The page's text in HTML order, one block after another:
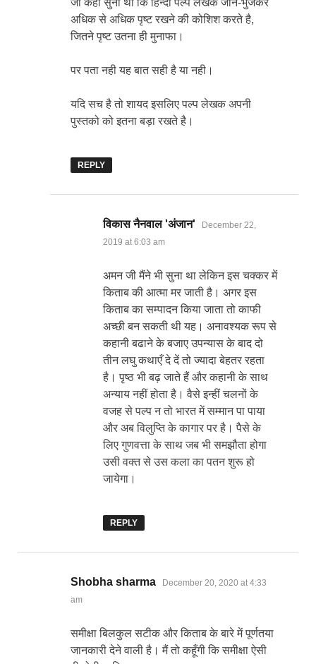
अधिक से अधिक पृष्ट रखने की कोशिश करते है,
जितने पृष्ट उतना ही मुनाफा।
पर पता नही यह बात सही है या नही।
यदि सच है तो शायद इसलिए पल्प लेखक अपनी
पुस्तको को इतना बड़ा रखते है।
REPLY
विकास नैनवाल 'अंजान' says:
December 22,
2019 at 6:03 am
अमन जी मैंने भी सुना था लेकिन इस चक्कर में
किताब की आत्मा मर जाती है। अगर इस
किताब का सम्पादन किया जाता तो काफी
अच्छी बन सकती थी यह। अनावश्यक रूप से
कहानी बढाने के बजाए उपन्यास के बाद दो
तीन लघु कथाएँ दे दें तो ज्यादा बेहतर रहता
है। पृष्ठ भी बढ़ जाते हैं और कहानी के साथ
अन्याय नहीं होता है। वैसे इन्हीं चलनों के
वजह से पल्प न तो भारत में सम्मान पा पाया
और अब विलुप्ति के कागार पर है। पैसे के
लिए गुणवत्ता के साथ जब भी समझौता होगा
उसी वक्त से उस कला का पतन शुरू हो
जायेगा।
REPLY
Shobha sharma says:
December 20, 2020 at 4:33
am
समीक्षा बिलकुल सटीक और किताब के बारे में पूर्णतया
जानकारी देने वाली है। मैं तो कहूँगी कि समीक्षा ऐसी